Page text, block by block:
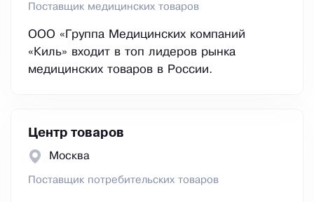
Поставщик медицинских товаров
ООО «Группа Медицинских компаний
«Киль» входит в топ лидеров рынка
медицинских товаров в России.
Центр товаров
Москва
Поставщик потребительских товаров